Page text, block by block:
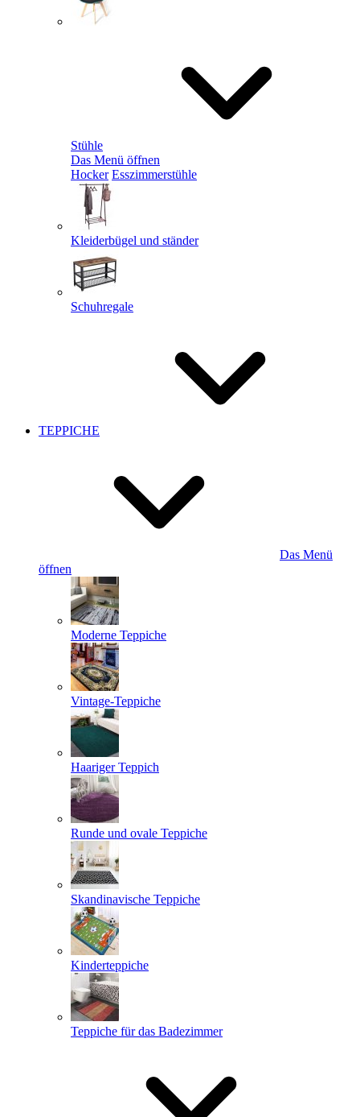
Stühle
Das Menü öffnen
Hocker Esszimmerstühle
Kleiderbügel und ständer
Schuhregale
TEPPICHE
Das Menü
öffnen
Moderne Teppiche
Vintage-Teppiche
Haariger Teppich
Runde und ovale Teppiche
Skandinavische Teppiche
Kinderteppiche
Teppiche für das Badezimmer